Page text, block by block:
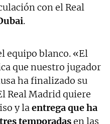
con el Real
.
equipo blanco. «El
que nuestro jugador
ha finalizado su
Real Madrid quiere
y laentrega que ha
temporadasen las